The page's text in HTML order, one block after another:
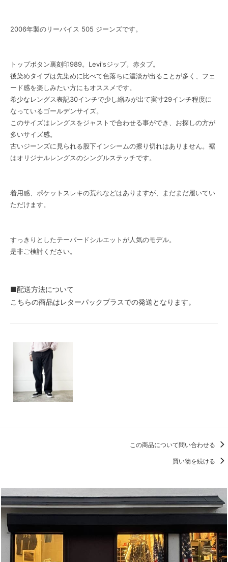
2006年製のリーバイス 505 ジーンズです。
トップボタン裏刻印989。Levi'sジップ。赤タブ。
後染めタイプは先染めに比べて色落ちに濃淡が出ることが多く、フェ
ード感を楽しみたい方にもオススメです。
希少なレングス表記30インチで少し縮みが出て実寸29インチ程度に
なっているゴールデンサイズ。
このサイズはレングスをジャストで合わせる事ができ、お探しの方が
多いサイズ感。
古いジーンズに見られる股下インシームの擦り切れはありません。裾
はオリジナルレングスのシングルステッチです。
着用感、ポケットスレキの荒れなどはありますが、まだまだ履いてい
ただけます。
すっきりとしたテーパードシルエットが人気のモデル。
是非ご検討ください。
■配送方法について
こちらの商品はレターパックプラスでの発送となります。
この商品について問い合わせる
買い物を続ける